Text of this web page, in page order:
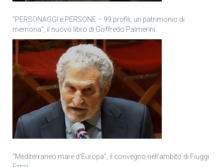
“PERSONAGGI e PERSONE – 99 profili, un patrimonio di
memoria”, il nuovo libro di Goffredo Palmerini
“Mediterraneo mare d’Europa”, il convegno nell’ambito di Fiuggi